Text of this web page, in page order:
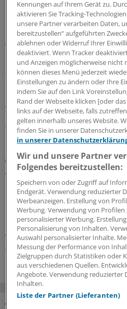
28.07.2026
Geldtipp-Podcast Pferdchen trifft
Wie sich nachhaltige
Durch die geopolitischen
fossile Energien und Rüstung
61. Ausgabe des Geldtipp-
Pferdchen und Fuchs, wo
weiter sinnvoll und erfolgreich
03.07.2026
Praxiswissen Geldanlage
Anpassung des Portfolios:
mehr ist
Hektische Aktivität an der
kontraproduktiv. Wer ständig
Fehlentscheidungen und
gibt ein Gegenmittel.
01.07.2026
Kennungen auf Ihrem Gerät zu.
aktivieren Sie Tracking-
unsere Partner verarbeiten Daten,
bereitzustellen“ aufgeführten
ablehnen oder Widerruf Ihrer
deaktiviert. Wenn Tracker
und Anzeigen möglicherweise nicht
können dieses Menü jederzeit
Einstellungen zu ändern oder Ihre
indem Sie auf den Link
Rand der Webseite klicken [oder
links auf der Webseite, falls
gelten innerhalb unseres Website.
finden Sie in unserer
in unserer
Wir und unsere Partner
Folgendes bereitzustellen:
Speichern von oder Zugriff auf
Endgerät. Verwendung reduzierter
Werbeanzeigen. Erstellung von
Werbung. Verwendung von Profilen
personalisierter Werbung.
Personalisierung von Inhalten.
Auswahl personalisierter Inhalte.
Messung der Performance von
Zielgruppen durch Statistiken oder
aus verschiedenen Quellen.
Angebote. Verwendung reduzierter
Inhalten.
Liste der Partner (Lieferanten)